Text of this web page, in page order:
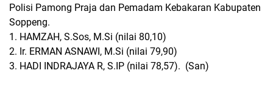
Polisi Pamong Praja dan Pemadam Kebakaran Kabupaten
Soppeng.
1. HAMZAH, S.Sos, M.Si (nilai 80,10)
2. Ir. ERMAN ASNAWI, M.Si (nilai 79,90)
3. HADI INDRAJAYA R, S.IP (nilai 78,57). (San)